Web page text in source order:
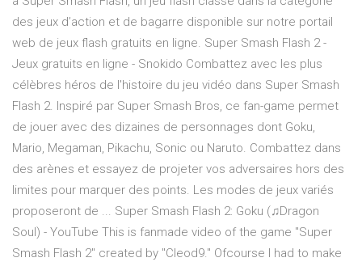
des jeux d’action et de bagarre disponible sur notre portail
web de jeux flash gratuits en ligne. Super Smash Flash 2 -
Jeux gratuits en ligne - Snokido Combattez avec les plus
célèbres héros de l'histoire du jeu vidéo dans Super Smash
Flash 2. Inspiré par Super Smash Bros, ce fan-game permet
de jouer avec des dizaines de personnages dont Goku,
Mario, Megaman, Pikachu, Sonic ou Naruto. Combattez dans
des arènes et essayez de projeter vos adversaires hors des
limites pour marquer des points. Les modes de jeux variés
proposeront de ... Super Smash Flash 2: Goku (♫Dragon
Soul) - YouTube This is fanmade video of the game "Super
Smash Flash 2" created by "Cleod9." Ofcourse I had to make